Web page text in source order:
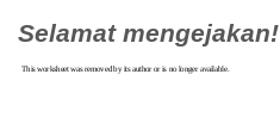
Selamat mengejakan!